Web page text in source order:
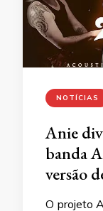
NOTÍCIAS
Anie
banda
versão
O projeto